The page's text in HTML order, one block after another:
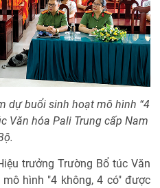
dự buổi sinh hoạt mô hình “4
Văn hóa Pali Trung cấp Nam
trưởng Trường Bổ túc Văn
hình "4 không, 4 có" được